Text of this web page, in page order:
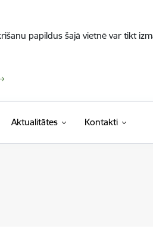
papildus šajā vietnē var tikt
Aktualitātes Kontakti